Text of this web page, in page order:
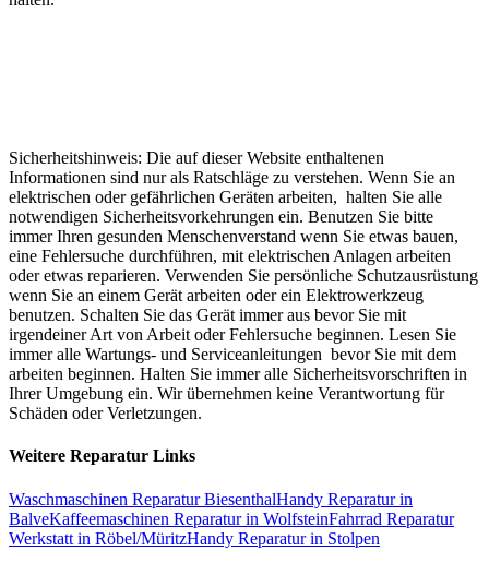
Sicherheitshinweis: Die auf dieser Website enthaltenen
Informationen sind nur als Ratschläge zu verstehen. Wenn Sie an
elektrischen oder gefährlichen Geräten arbeiten, halten Sie alle
notwendigen Sicherheitsvorkehrungen ein. Benutzen Sie bitte
immer Ihren gesunden Menschenverstand wenn Sie etwas bauen,
eine Fehlersuche durchführen, mit elektrischen Anlagen arbeiten
oder etwas reparieren. Verwenden Sie persönliche Schutzausrüstung
wenn Sie an einem Gerät arbeiten oder ein Elektrowerkzeug
benutzen. Schalten Sie das Gerät immer aus bevor Sie mit
irgendeiner Art von Arbeit oder Fehlersuche beginnen. Lesen Sie
immer alle Wartungs- und Serviceanleitungen bevor Sie mit dem
arbeiten beginnen. Halten Sie immer alle Sicherheitsvorschriften in
Ihrer Umgebung ein. Wir übernehmen keine Verantwortung für
Schäden oder Verletzungen.
Weitere Reparatur Links
Waschmaschinen Reparatur BiesenthalHandy Reparatur in
BalveKaffeemaschinen Reparatur in WolfsteinFahrrad Reparatur
Werkstatt in Röbel/MüritzHandy Reparatur in Stolpen